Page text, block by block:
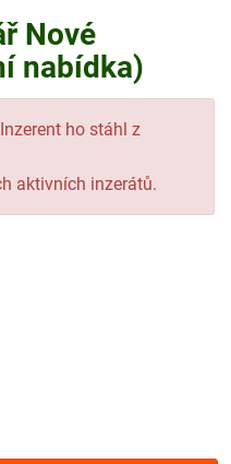
Nové
nabídka)
ho stáhl z
aktivních inzerátů.